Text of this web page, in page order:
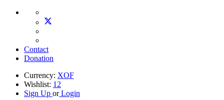
Contact
Donation
Currency: XOF
Wishlist: 12
Sign Up orLogin